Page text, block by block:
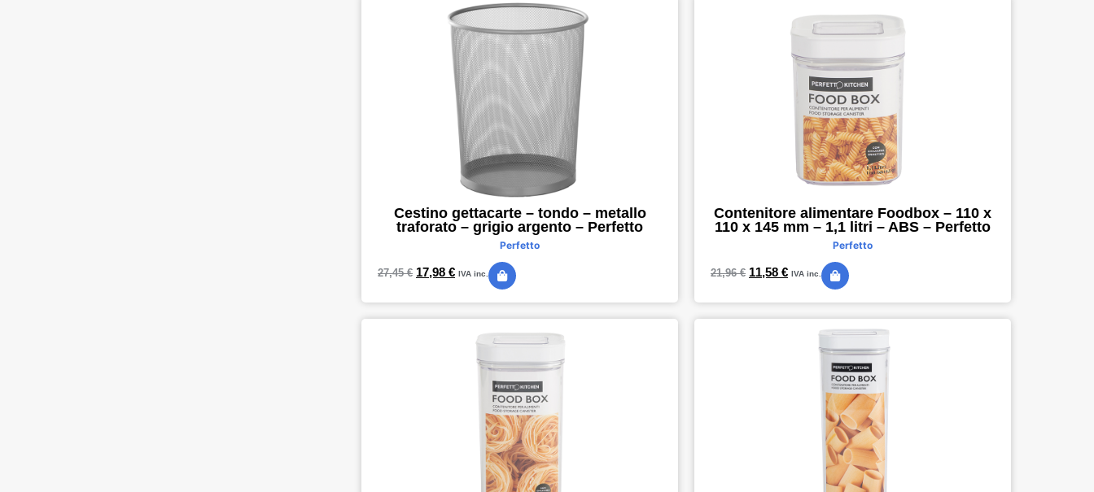
Cestino gettacarte – tondo – metallo
traforato – grigio argento – Perfetto
Perfetto
27,45€ 17,98 € IVA inc.
Contenitore alimentare Foodbox – 110 x
110 x 145 mm – 1,1 litri – ABS – Perfetto
Perfetto
21,96€ 11,58 € IVA inc.